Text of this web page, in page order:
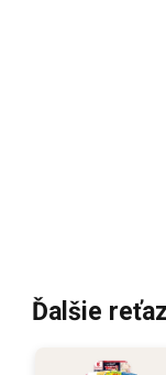
Ďalšie